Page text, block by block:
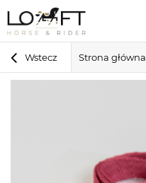
Wstecz Strona główna